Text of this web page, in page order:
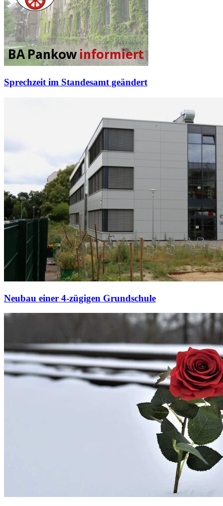
Sprechzeit im Standesamt geändert
Neubau einer 4-zügigen Grundschule